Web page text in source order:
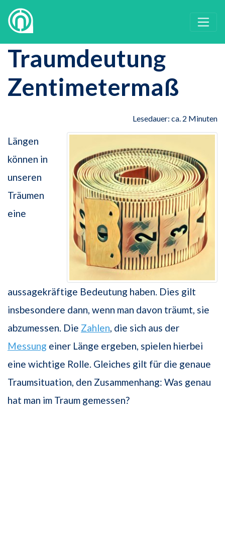
Traumdeutung
Zentimetermaß
Lesedauer: ca. 2 Minuten
Längen
können in
unseren
Träumen
eine
aussagekräftige Bedeutung haben. Dies gilt
insbesondere dann, wenn man davon träumt, sie
abzumessen. Die Zahlen, die sich aus der
Messung einer Länge ergeben, spielen hierbei
eine wichtige Rolle. Gleiches gilt für die genaue
Traumsituation, den Zusammenhang: Was genau
hat man im Traum gemessen?